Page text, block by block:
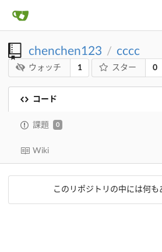
chenchen123 / cccc
ウォッチ 1 スター 0
コード
課題 0
Wiki
このリポジトリの中には何も